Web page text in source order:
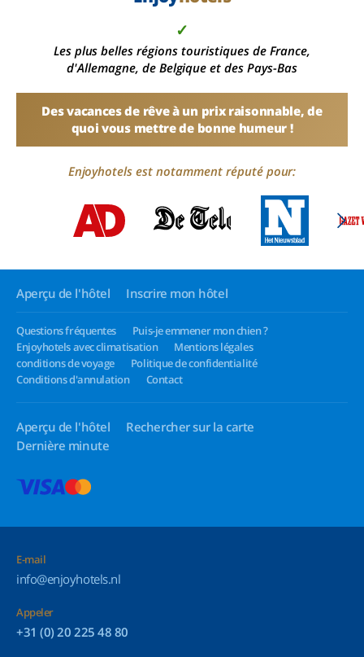
✓
Les plus belles régions touristiques de France,
d'Allemagne, de Belgique et des Pays-Bas
Des vacances de rêve à un prix raisonnable, de
quoi vous mettre de bonne humeur !
Enjoyhotels est notamment réputé pour:
Aperçu de l'hôtel Inscrire mon hôtel
Questions fréquentes
Puis-je emmener mon chien ?
Enjoyhotels avec climatisation
Mentions légales
conditions de voyage
Politique de confidentialité
Conditions d'annulation
Contact
Aperçu de l'hôtel
Rechercher sur la carte
Dernière minute
E-mail
info@enjoyhotels.nl
Appeler
+31 (0) 20 225 48 80